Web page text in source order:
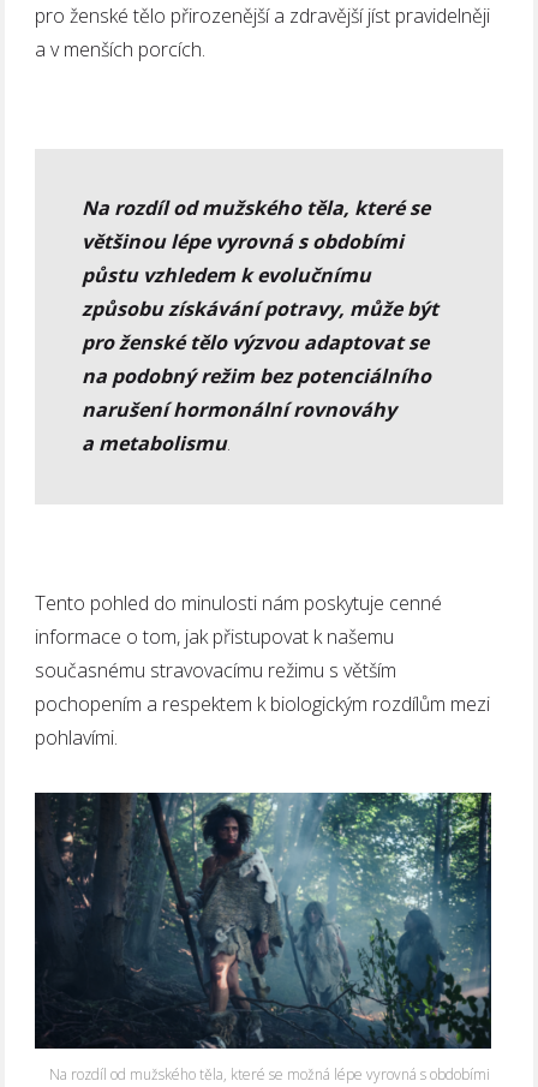
pro ženské tělo přirozenější a zdravější jíst pravidelněji
a v menších porcích.
Na rozdíl od mužského těla, které se
většinou lépe vyrovná s obdobími
půstu vzhledem k evolučnímu
způsobu získávání potravy, může být
pro ženské tělo výzvou adaptovat se
na podobný režim bez potenciálního
narušení hormonální rovnováhy
a metabolismu.
Tento pohled do minulosti nám poskytuje cenné
informace o tom, jak přistupovat k našemu
současnému stravovacímu režimu s větším
pochopením a respektem k biologickým rozdílům mezi
pohlavími.
Na rozdíl od mužského těla, které se možná lépe vyrovná s obdobími